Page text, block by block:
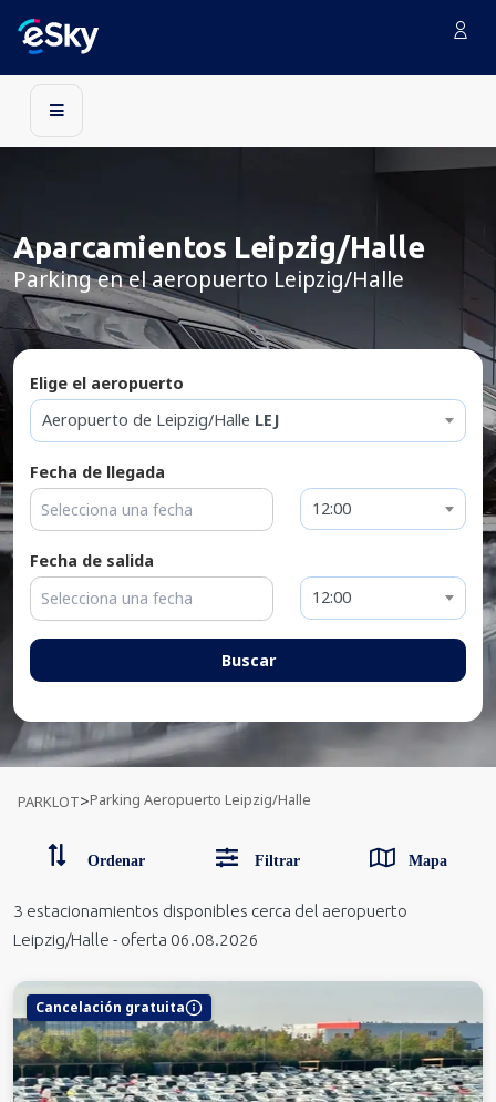
Aparcamientos Leipzig/Halle
Parking en el aeropuerto Leipzig/Halle
Elige el aeropuerto
Aeropuerto de Leipzig/Halle LEJ
Fecha de llegada
12:00
Fecha de salida
12:00
Buscar
PARKLOT>Parking Aeropuerto Leipzig/Halle
Ordenar Filtrar Mapa
3 estacionamientos disponibles cerca del aeropuerto
Leipzig/Halle - oferta 06.08.2026
Cancelación gratuita